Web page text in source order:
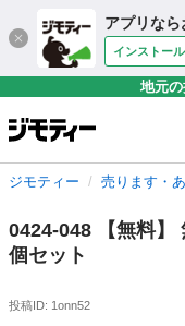
アプリなら
インストール
地元
ジモティー 売ります・
0424-048 【無料】
個セット
投稿ID: 1onn52